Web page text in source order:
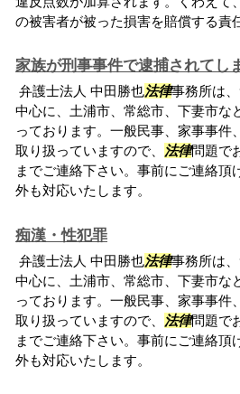
の被害者が被った損害を賠償する責
家族が刑事事件で逮捕されてし
弁護士法人 中田勝也法律事務所は
中心に、土浦市、常総市、下妻市な
っております。一般民事、家事事件
取り扱っていますので、
法律問題で
までご連絡下さい。事前にご連絡頂
外も対応いたします。
痴漢・性犯罪
弁護士法人 中田勝也法律事務所は
中心に、土浦市、常総市、下妻市な
っております。一般民事、家事事件
取り扱っていますので、
法律問題で
までご連絡下さい。事前にご連絡頂
外も対応いたします。